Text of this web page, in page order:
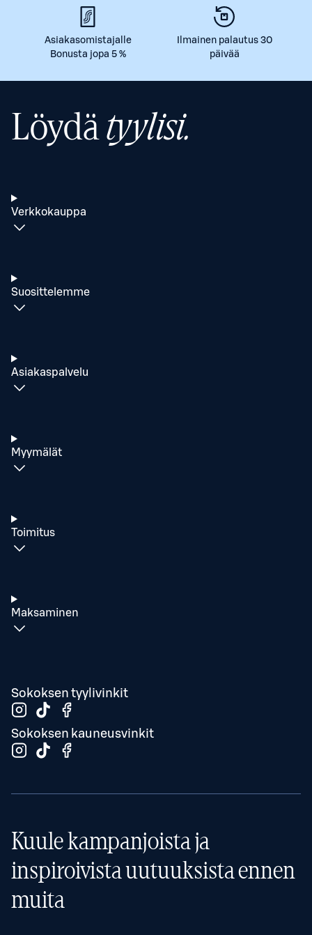
Asiakasomistajalle
Bonusta jopa 5 %
Ilmainen palautus 30
päivää
Löydä tyylisi.
Verkkokauppa
Suosittelemme
Asiakaspalvelu
Myymälät
Toimitus
Maksaminen
Sokoksen tyylivinkit
Sokoksen kauneusvinkit
Kuule kampanjoista ja
inspiroivista uutuuksista ennen
muita